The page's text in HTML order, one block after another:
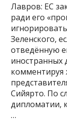
Лавров: ЕС
ради его
Зеленского,
отведённую
иностранных
комментируя
Сийярто. По
дипломатии,
…